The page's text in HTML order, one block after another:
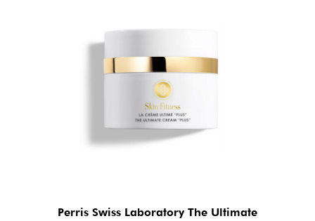
Perris Swiss Laboratory The Ultimate